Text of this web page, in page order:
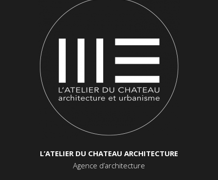
L’ATELIER DU CHATEAU ARCHITECTURE
Agence d’architecture